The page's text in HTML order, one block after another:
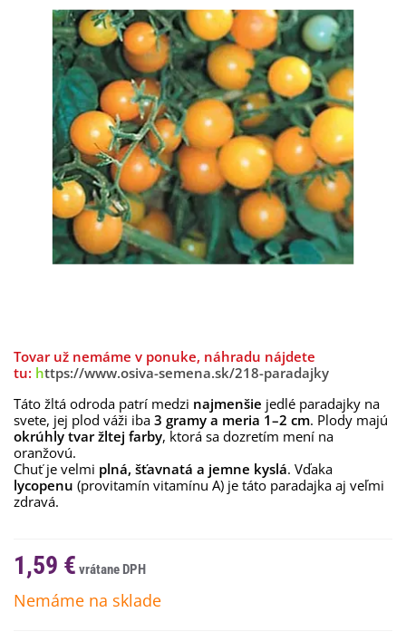
Tovar už nemáme v ponuke, náhradu nájdete
tu: https://www.osiva-semena.sk/218-paradajky
Táto žltá odroda patrí medzi najmenšie jedlé paradajky na
svete, jej plod váži iba 3 gramy a meria 1–2 cm. Plody majú
okrúhly tvar žltej farby, ktorá sa dozretím mení na
oranžovú.
Chuť je velmi plná, šťavnatá a jemne kyslá. Vďaka
lycopenu (provitamín vitamínu A) je táto paradajka aj veľmi
zdravá.
1,59 €
Nemáme na sklade